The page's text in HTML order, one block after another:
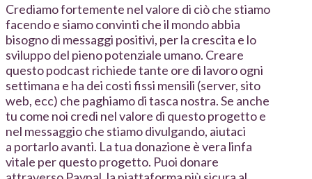
Crediamo fortemente nel valore di ciò che stiamo
facendo e siamo convinti che il mondo abbia
bisogno di messaggi positivi, per la crescita e lo
sviluppo del pieno potenziale umano. Creare
questo podcast richiede tante ore di lavoro ogni
settimana e ha dei costi fissi mensili (server, sito
web, ecc) che paghiamo di tasca nostra. Se anche
tu come noi credi nel valore di questo progetto e
nel messaggio che stiamo divulgando, aiutaci
a portarlo avanti. La tua donazione è vera linfa
vitale per questo progetto. Puoi donare